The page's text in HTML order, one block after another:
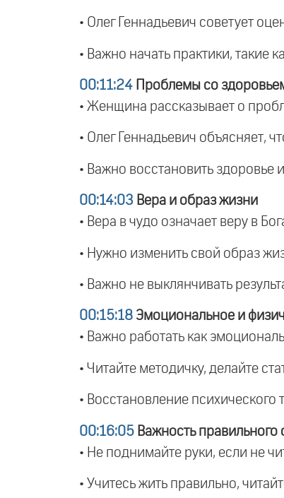
• Олег Геннадьевич советует
• Важно начать практики, такие
00:11:24 Проблемы со
• Женщина рассказывает о
• Олег Геннадьевич объясняет,
• Важно восстановить здоровье
00:14:03 Вера и образ жизни
• Вера в чудо означает веру в
• Нужно изменить свой образ
• Важно не выклянчивать
00:15:18 Эмоциональное и
• Важно работать как
• Читайте методичку, делайте
• Восстановление
00:16:05 Важность правильного
• Не поднимайте руки, если не
• Учитесь жить правильно,